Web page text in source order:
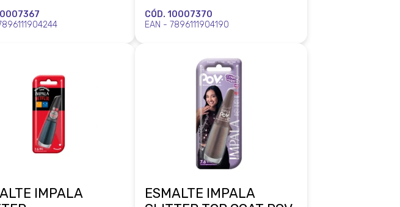
CÓD. 10007370
EAN - 7896111904190
IMPALA
ESMALTE IMPALA